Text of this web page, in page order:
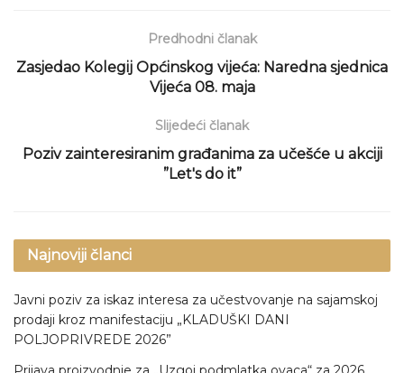
Predhodni članak
Zasjedao Kolegij Općinskog vijeća: Naredna sjednica
Vijeća 08. maja
Slijedeći članak
Poziv zainteresiranim građanima za učešće u akciji
”Let's do it”
Najnoviji članci
Javni poziv za iskaz interesa za učestvovanje na sajamskoj
prodaji kroz manifestaciju „KLADUŠKI DANI
POLJOPRIVREDE 2026”